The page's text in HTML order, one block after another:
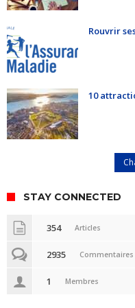
Rouvrir
10
STAY CONNECTED
354 Articles
2935 Commentaires
1 Membres